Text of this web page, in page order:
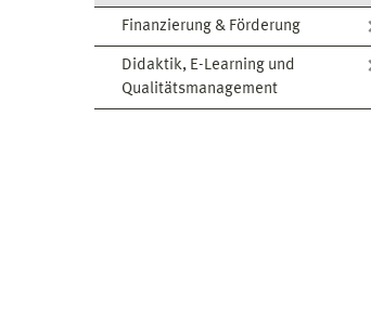
Finanzierung & Förderung
Didaktik, E-Learning und
Qualitätsmanagement